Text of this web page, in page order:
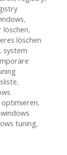
,
löschen,
löschen
, system
,
,
windows
tuning,